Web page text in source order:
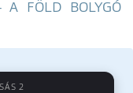
FÖLD BOLYGÓ
2